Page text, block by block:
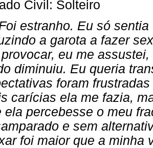
Civil: Solteiro
estranho. Eu só
a garota a fazer
eu me
diminuiu. Eu queria
foram
carícias ela me fazia,
ela percebesse o meu
e sem
foi maior que a minha